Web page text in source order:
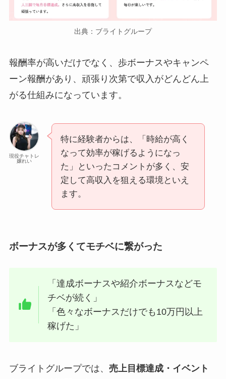
出典：ブライトグループ
報酬率が高いだけでなく、歩ボーナスやキャンペ
ーン報酬があり、頑張り次第で収入がどんどん上
がる仕組みになっています。
現役チャトレ
嬢れい
特に経験者からは、「時給が高く
なって効率が稼げるようになっ
た」といったコメントが多く、安
定して高収入を狙える環境といえ
ます。
ボーナスが多くてモチベに繋がった
「達成ボーナスや紹介ボーナスなどモ
チベが続く」
「色々なボーナスだけでも10万円以上
稼げた」
ブライトグループでは、 売上目標達成・イベント